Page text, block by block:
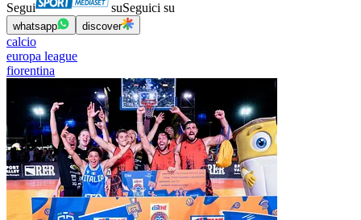
Segui suSeguici su
whatsapp discover
calcio
europa league
fiorentina